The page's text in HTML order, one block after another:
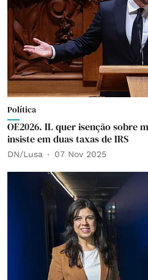
Política
OE2026. IL quer isenção sobre
insiste em duas taxas de IRS
DN/Lusa 07 Nov 2025